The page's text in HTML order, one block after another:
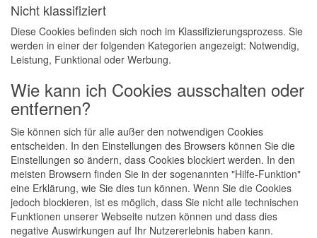
Nicht klassifiziert
Diese Cookies befinden sich noch im Klassifizierungsprozess. Sie
werden in einer der folgenden Kategorien angezeigt: Notwendig,
Leistung, Funktional oder Werbung.
Wie kann ich Cookies ausschalten oder
entfernen?
Sie können sich für alle außer den notwendigen Cookies
entscheiden. In den Einstellungen des Browsers können Sie die
Einstellungen so ändern, dass Cookies blockiert werden. In den
meisten Browsern finden Sie in der sogenannten "Hilfe-Funktion"
eine Erklärung, wie Sie dies tun können. Wenn Sie die Cookies
jedoch blockieren, ist es möglich, dass Sie nicht alle technischen
Funktionen unserer Webseite nutzen können und dass dies
negative Auswirkungen auf Ihr Nutzererlebnis haben kann.